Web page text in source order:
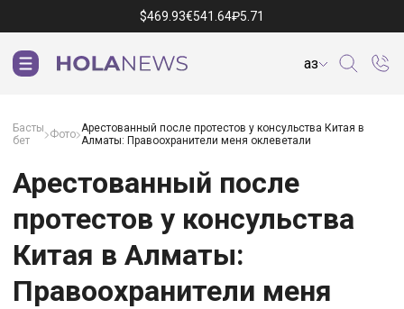
$469.93€541.64₽5.71
Қаз
Басты
бет
Фото Арестованный после протестов у консульства Китая в
Алматы: Правоохранители меня оклеветали
Арестованный после
протестов у консульства
Китая в Алматы:
Правоохранители меня